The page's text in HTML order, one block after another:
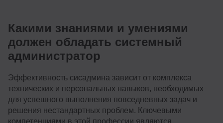
Какими знаниями и умениями
должен обладать системный
администратор
Эффективность сисадмина зависит от комплекса
технических и персональных навыков, необходимых
для успешного выполнения повседневных задач и
решения нестандартных проблем. Ключевыми
компетенциями в этой профессии являются.